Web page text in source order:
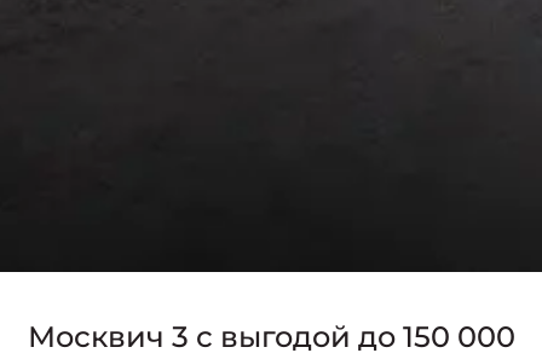
Москвич 3 с выгодой до 150 000